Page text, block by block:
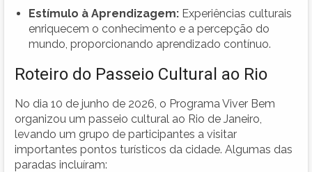
Estímulo à Aprendizagem: Experiências culturais
enriquecem o conhecimento e a percepção do
mundo, proporcionando aprendizado contínuo.
Roteiro do Passeio Cultural ao Rio
No dia 10 de junho de 2026, o Programa Viver Bem
organizou um passeio cultural ao Rio de Janeiro,
levando um grupo de participantes a visitar
importantes pontos turísticos da cidade. Algumas das
paradas incluíram: